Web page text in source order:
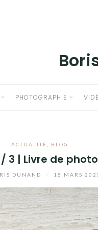
PHOTOGRAPHIE
ACTUALITÉ BLOG
3 | Livre de
DUNAND 15 MARS